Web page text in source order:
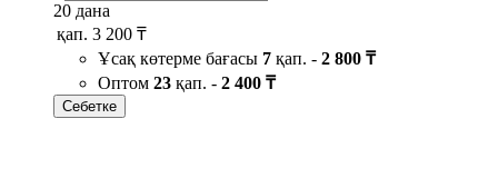
20 дана
қап. 3 200 ₸
Ұсақ көтерме бағасы 7 қап. - 2 800 ₸
Оптом 23 қап. - 2 400 ₸
Себетке